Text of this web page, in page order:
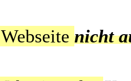
nicht